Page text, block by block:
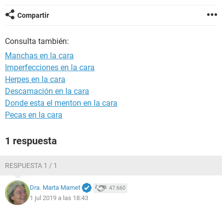
Compartir
Consulta también:
Manchas en la cara
Imperfecciones en la cara
Herpes en la cara
Descamación en la cara
Donde esta el menton en la cara
Pecas en la cara
1 respuesta
RESPUESTA 1 / 1
Dra. Marta Marnet 47.660
1 jul 2019 a las 18:43